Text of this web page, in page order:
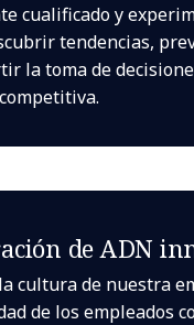
cualificado y
tendencias,
la toma de
de ADN
cultura de nuestra
de los empleados